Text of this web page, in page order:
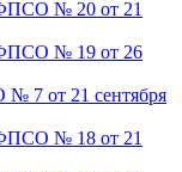
№ 20 от 21
ФПСО № 19 от 26
7 от 21 сентября
№ 18 от 21